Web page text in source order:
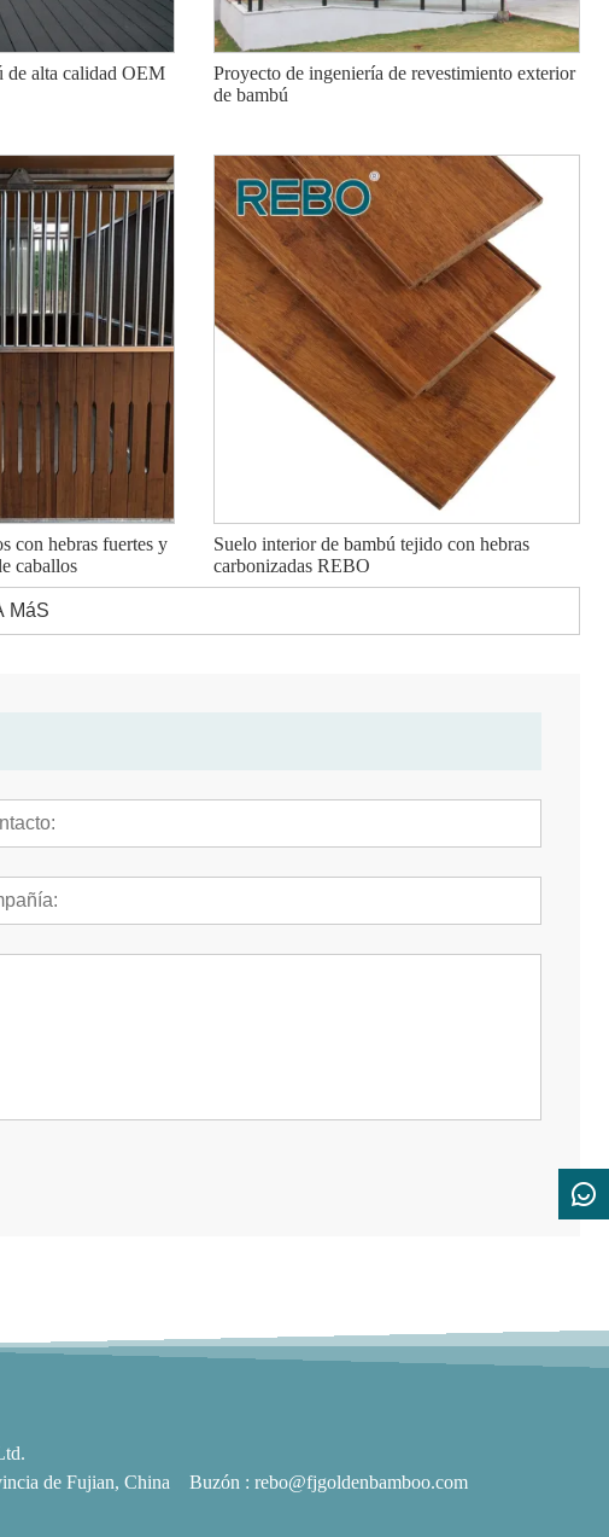
de alta calidad OEM
Proyecto de ingeniería de revestimiento exterior
de bambú
con hebras fuertes y
caballos
Suelo interior de bambú tejido con hebras
carbonizadas REBO
MáS
de Fujian, China Buzón : rebo@fjgoldenbamboo.com